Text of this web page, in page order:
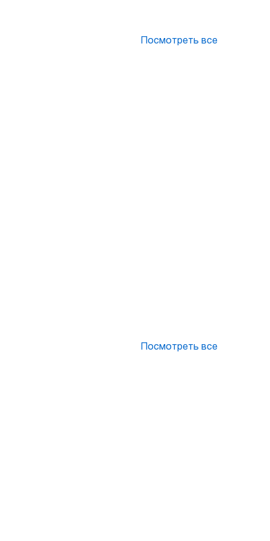
Посмотреть все
Посмотреть все